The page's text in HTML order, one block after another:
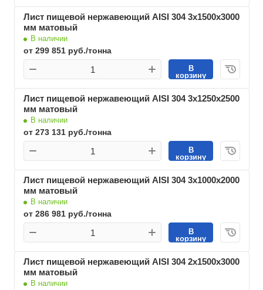
Лист пищевой нержавеющий AISI 304 3х1500х3000
мм матовый
В наличии
от 299 851 руб./тонна
В
корзину
Лист пищевой нержавеющий AISI 304 3х1250х2500
мм матовый
В наличии
от 273 131 руб./тонна
В
корзину
Лист пищевой нержавеющий AISI 304 3х1000х2000
мм матовый
В наличии
от 286 981 руб./тонна
В
корзину
Лист пищевой нержавеющий AISI 304 2х1500х3000
мм матовый
В наличии